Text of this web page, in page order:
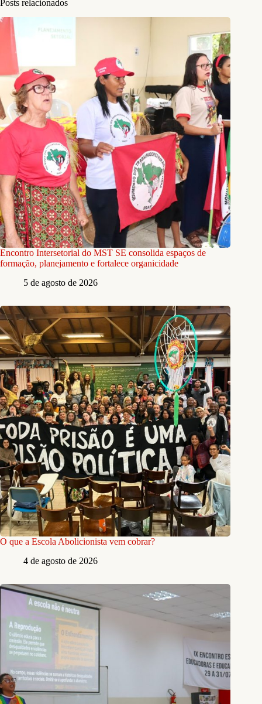
Posts relacionados
Encontro Intersetorial do MST SE consolida espaços de
formação, planejamento e fortalece organicidade
5 de agosto de 2026
O que a Escola Abolicionista vem cobrar?
4 de agosto de 2026